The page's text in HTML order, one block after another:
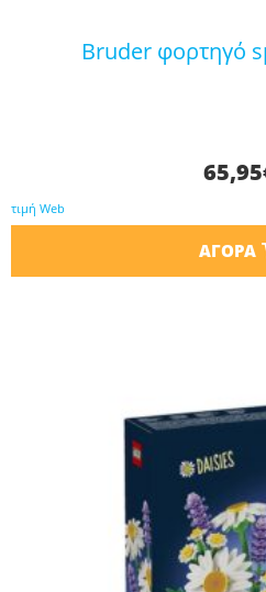
bruder φορτηγό
65,95
τιμή Web
ΑΓΟΡΆ